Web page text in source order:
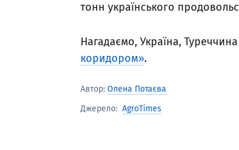
тонн українського
Нагадаємо, Україна,
коридором».
Автор: Олена Потаєва
Джерело: AgroTimes